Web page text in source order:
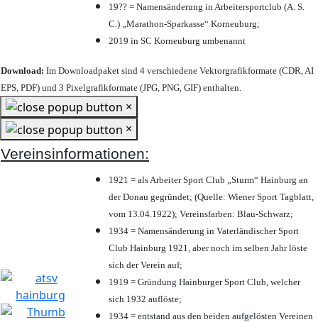
19?? = Namensänderung in Arbeitersportclub (A. S.
C.) „Marathon-Sparkasse“ Korneuburg;
2019 in SC Korneuburg umbenannt
Download: Im Downloadpaket sind 4 verschiedene Vektorgrafikformate (CDR, AI
EPS, PDF) und 3 Pixelgrafikformate (JPG, PNG, GIF) enthalten.
×
×
Vereinsinformationen:
1921 = als Arbeiter Sport Club „Sturm“ Hainburg an
der Donau gegründet; (Quelle: Wiener Sport Tagblatt,
vom 13.04.1922); Vereinsfarben: Blau-Schwarz;
1934 = Namensänderung in Vaterländischer Sport
Club Hainburg 1921, aber noch im selben Jahr löste
sich der Verein auf;
1919 = Gründung Hainburger Sport Club, welcher
sich 1932 auflöste;
1934 = entstand aus den beiden aufgelösten Vereinen